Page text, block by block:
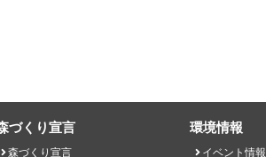
づくり宣言
森づくり宣言
環境情報
イベント情報